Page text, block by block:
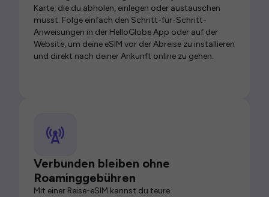
Karte, die du abholen, einlegen oder austauschen
musst. Folge einfach den Schritt-für-Schritt-
Anweisungen in der HelloGlobe App oder auf der
Website, um deine eSIM vor der Abreise zu installieren
und direkt nach deiner Ankunft online zu gehen.
Verbunden bleiben ohne
Roaminggebühren
Mit einer Reise-eSIM kannst du teure